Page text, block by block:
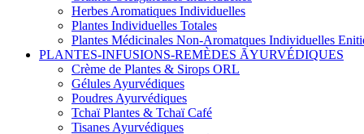
Herbes Aromatiques Individuelles
Plantes Individuelles Totales
Plantes Médicinales Non-Aromatques Individuelles
PLANTES-INFUSIONS-REMÈDES ĀYURVÉDIQUES
Crème de Plantes & Sirops ORL
Gélules Ayurvédiques
Poudres Ayurvédiques
Tchaï Plantes & Tchaï Café
Tisanes Ayurvédiques